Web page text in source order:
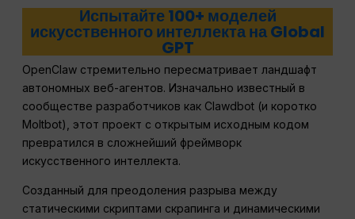
Испытайте 100+ моделей
искусственного интеллекта на Global
GPT
OpenClaw стремительно пересматривает ландшафт
автономных веб-агентов. Изначально известный в
сообществе разработчиков как Clawdbot (и коротко
Moltbot), этот проект с открытым исходным кодом
превратился в сложнейший фреймворк
искусственного интеллекта.
Созданный для преодоления разрыва между
статическими скриптами скрапинга и динамическими